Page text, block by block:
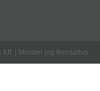
| Minden jog fenntartva